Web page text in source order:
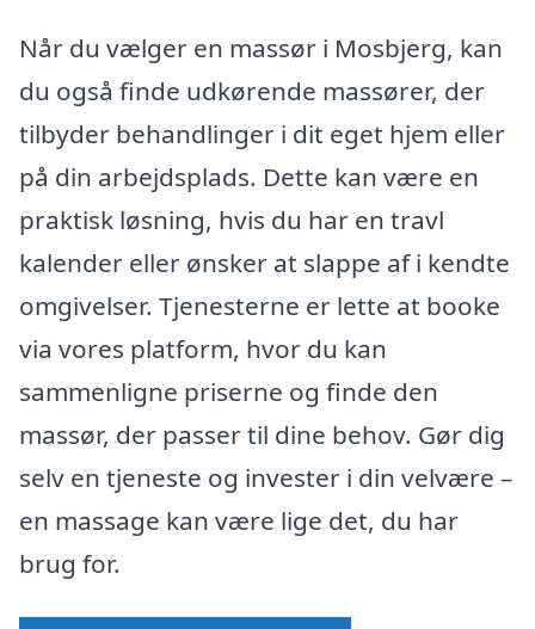
Når du vælger en massør i Mosbjerg, kan
du også finde udkørende massører, der
tilbyder behandlinger i dit eget hjem eller
på din arbejdsplads. Dette kan være en
praktisk løsning, hvis du har en travl
kalender eller ønsker at slappe af i kendte
omgivelser. Tjenesterne er lette at booke
via vores platform, hvor du kan
sammenligne priserne og finde den
massør, der passer til dine behov. Gør dig
selv en tjeneste og invester i din velvære –
en massage kan være lige det, du har
brug for.